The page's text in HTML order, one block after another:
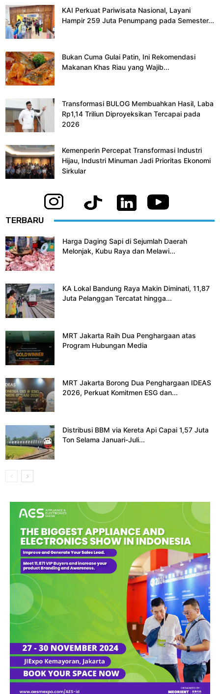
KAI Perkuat Pariwisata Nasional, Layani
Hampir 259 Juta Penumpang pada Semester...
Bukan Cuma Gulai Patin, Ini Rekomendasi
Makanan Khas Riau yang Wajib...
Transformasi BULOG Membuahkan Hasil, Laba
Rp1,14 Triliun Diproyeksikan Tercapai pada
2026
Kemenperin Percepat Transformasi Industri
Hijau, Industri Minuman Jadi Prioritas Ekonomi
Sirkular
TERBARU
Harga Daging Sapi di Sejumlah Daerah
Melonjak, Kubu Raya dan Melawi...
KA Lokal Bandung Raya Makin Diminati, 11,87
Juta Pelanggan Tercatat hingga...
MRT Jakarta Raih Dua Penghargaan atas
Program Hubungan Media
MRT Jakarta Borong Dua Penghargaan IDEAS
2026, Perkuat Komitmen ESG dan...
Distribusi BBM via Kereta Api Capai 1,57 Juta
Ton Selama Januari-Juli...